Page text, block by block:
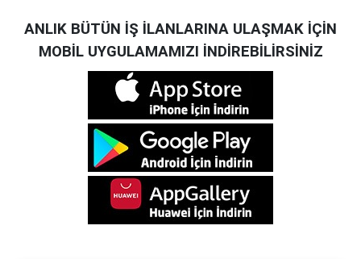
ANLIK BÜTÜN İŞ İLANLARINA ULAŞMAK İÇİN
MOBİL UYGULAMAMIZI İNDİREBİLİRSİNİZ